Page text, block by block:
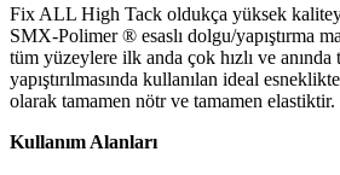
Fix ALL High Tack oldukça yüksek
SMX-Polimer ® esaslı dolgu/yapıştırma
tüm yüzeylere ilk anda çok hızlı ve anında
yapıştırılmasında kullanılan ideal
olarak tamamen nötr ve tamamen elastiktir.
Kullanım Alanları